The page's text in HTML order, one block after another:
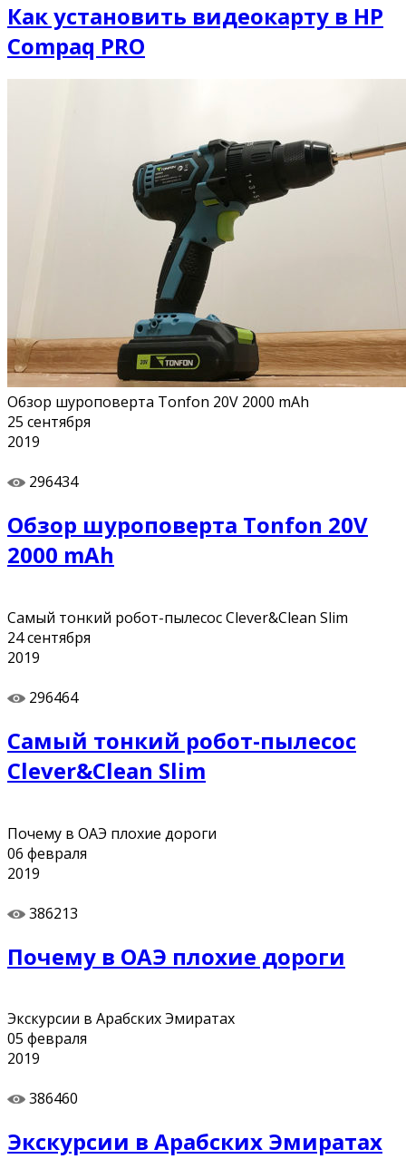
Как установить видеокарту в HP
Compaq PRO
Обзор шуроповерта Tonfon 20V 2000 mAh
25 сентября
2019
296434
Обзор шуроповерта Tonfon 20V
2000 mAh
Самый тонкий робот-пылесос Clever&Clean Slim
24сентября
2019
296464
Самый тонкий робот-пылесос
Clever&Clean Slim
Почему в ОАЭ плохие дороги
06 февраля
2019
386213
Почему в ОАЭ плохие дороги
Экскурсии в Арабских Эмиратах
05 февраля
2019
386460
Экскурсии в Арабских Эмиратах